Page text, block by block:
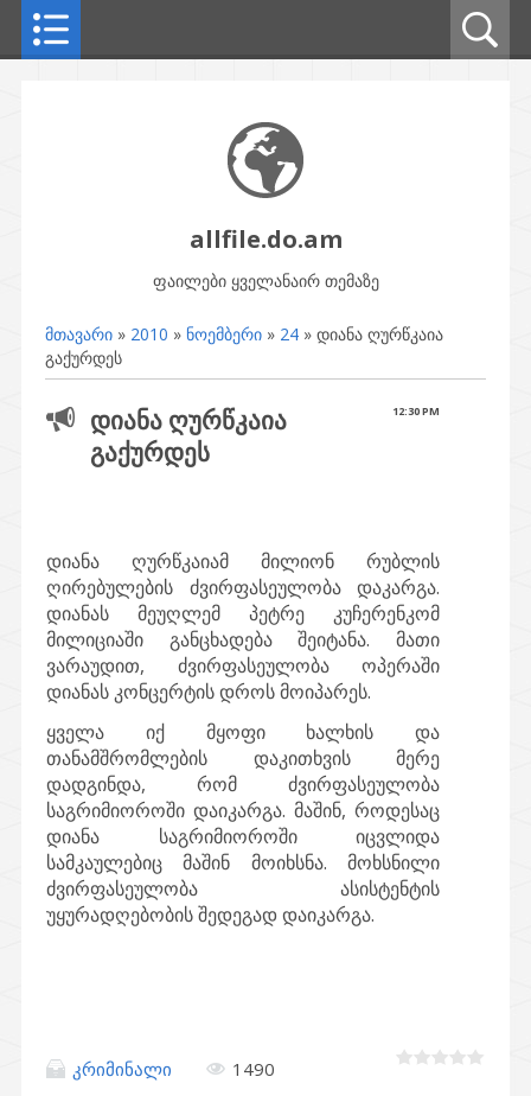
allfile.do.am
ფაილები ყველანაირ თემაზე
მთავარი » 2010 » ნოემბერი » 24 » დიანა ღურწკაია
გაქურდეს
12:30 PM
დიანა ღურწკაია
გაქურდეს
დიანა ღურწკაიამ მილიონ რუბლის
ღირებულების ძვირფასეულობა დაკარგა.
დიანას მეუღლემ პეტრე კუჩერენკომ
მილიციაში განცხადება შეიტანა. მათი
ვარაუდით, ძვირფასეულობა ოპერაში
დიანას კონცერტის დროს მოიპარეს.
ყველა იქ მყოფი ხალხის და
თანამშრომლების დაკითხვის მერე
დადგინდა, რომ ძვირფასეულობა
საგრიმიოროში დაიკარგა. მაშინ, როდესაც
დიანა საგრიმიოროში იცვლიდა
სამკაულებიც მაშინ მოიხსნა. მოხსნილი
ძვირფასეულობა ასისტენტის
უყურადღებობის შედეგად დაიკარგა.
კრიმინალი
1490